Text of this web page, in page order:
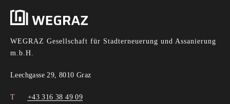
WEGRAZ Gesellschaft für Stadterneuerung und Assanierung
m.b.H.
Leechgasse 29, 8010 Graz
+43 316 38 49 09